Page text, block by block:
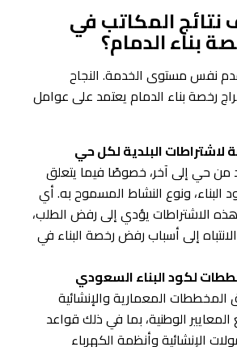
نتائج المكاتب في
بناء الدمام؟
نفس مستوى الخدمة. النجاح
رخصة بناء الدمام يعتمد على عوامل
لاشتراطات البلدية لكل حي
من حي إلى آخر، خصوصًا فيما يتعلق
البناء، ونوع النشاط المسموح به. أي
الاشتراطات يؤدي إلى رفض الطلب،
إلى أسباب رفض رخصة البناء في
لكود البناء السعودي
المعمارية والإنشائية
المعايير الوطنية، بما في ذلك قواعد
الإنشائية وأنظمة الكهرباء